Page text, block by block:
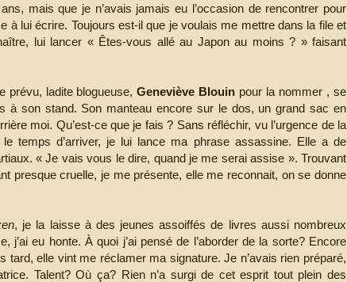
mais que je n’avais jamais eu l’occasion de rencontrer pour
à lui écrire. Toujours est-il que je voulais me mettre dans la file et
lui lancer « Êtes-vous allé au Japon au moins ? » faisant
prévu, ladite blogueuse,Geneviève Blouin pour la nommer , se
à son stand. Son manteau encore sur le dos, un grand sac en
moi. Qu’est-ce que je fais ? Sans réfléchir, vu l’urgence de la
temps d’arriver, je lui lance ma phrase assassine. Elle a de
« Je vais vous le dire, quand je me serai assise ». Trouvant
presque cruelle, je me présente, elle me reconnait, on se donne
, je la laisse à des jeunes assoiffés de livres aussi nombreux
j’ai eu honte. À quoi j’ai pensé de l’aborder de la sorte? Encore
tard, elle vint me réclamer ma signature. Je n’avais rien préparé,
Talent? Où ça? Rien n’a surgi de cet esprit tout plein des